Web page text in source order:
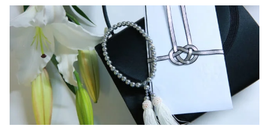
アフターサポート
会社を知る
スタッフ一覧 採用情報
会社概要 店舗用地募集
千葉県 神奈川県
北海道エリア
函館市